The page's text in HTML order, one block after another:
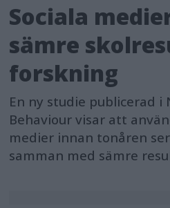
Sociala
sämre
forskning
En ny studie publicerad i
Behaviour visar att
medier innan tonåren
samman med sämre